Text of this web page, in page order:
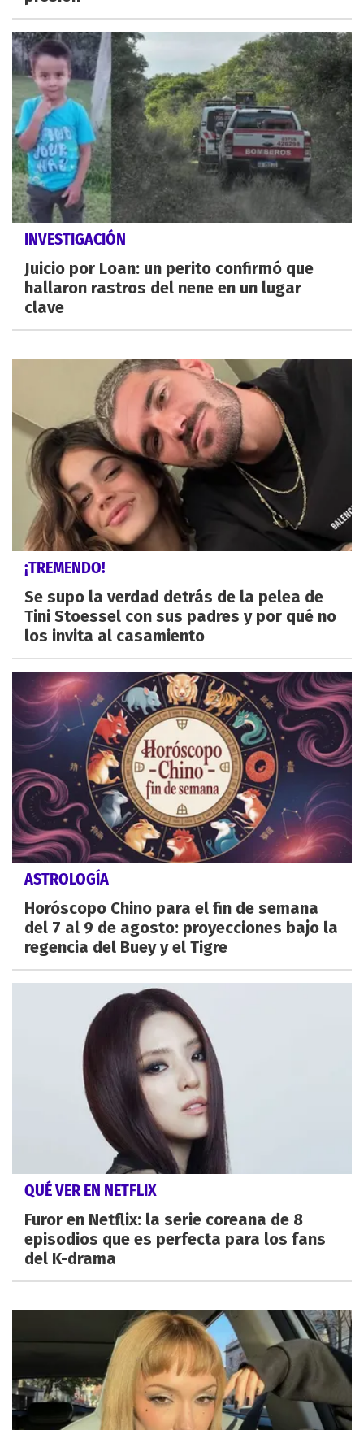
INVESTIGACIÓN
Juicio por Loan: un perito confirmó que
hallaron rastros del nene en un lugar
clave
¡TREMENDO!
Se supo la verdad detrás de la pelea de
Tini Stoessel con sus padres y por qué no
los invita al casamiento
ASTROLOGÍA
Horóscopo Chino para el fin de semana
del 7 al 9 de agosto: proyecciones bajo la
regencia del Buey y el Tigre
QUÉ VER EN NETFLIX
Furor en Netflix: la serie coreana de 8
episodios que es perfecta para los fans
del K-drama